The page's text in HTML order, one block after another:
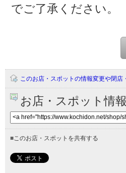
でご了承ください。
このお店・スポットの情報変更や閉店
お店・スポット情
■ このお店・スポットを共有する